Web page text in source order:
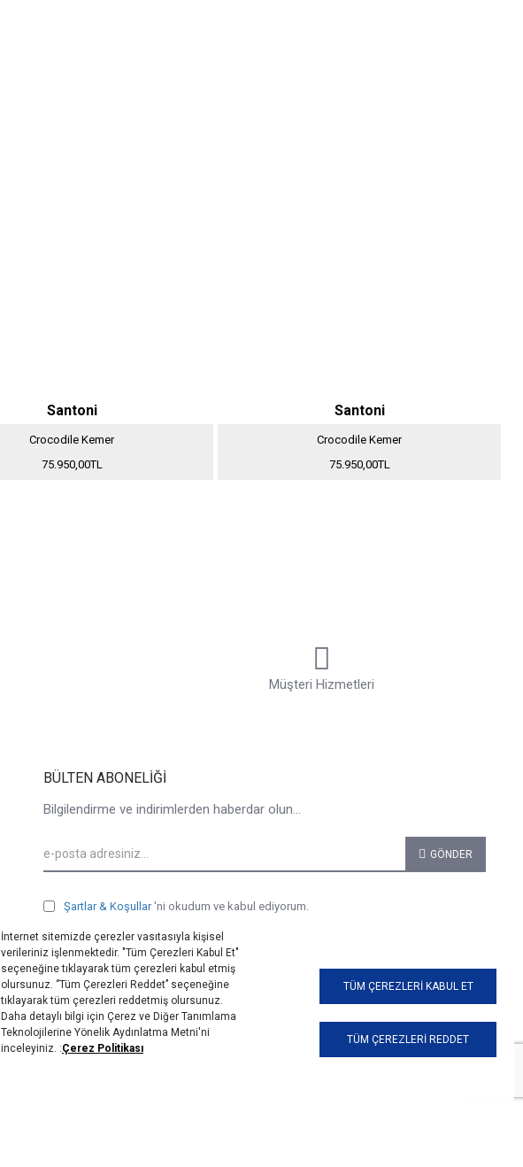
Santoni
Crocodile Kemer
75.950,00TL
Santoni
Crocodile Kemer
75.950,00TL
Müşteri Hizmetleri
BÜLTEN ABONELIĞI
Bilgilendirme ve indirimlerden haberdar olun...
GÖNDER
Şartlar & Koşullar 'ni okudum ve kabul ediyorum.
TÜM ÇEREZLERI KABUL ET
İnternet sitemizde çerezler vasıtasıyla kişisel
verileriniz işlenmektedir. "Tüm Çerezleri Kabul Et"
seçeneğine tıklayarak tüm çerezleri kabul etmiş
olursunuz. ‘’Tüm Çerezleri Reddet’’ seçeneğine
tıklayarak tüm çerezleri reddetmiş olursunuz.
Daha detaylı bilgi için Çerez ve Diğer Tanımlama
Teknolojilerine Yönelik Aydınlatma Metni'ni
inceleyiniz. :Çerez Politikası
TÜM ÇEREZLERI REDDET